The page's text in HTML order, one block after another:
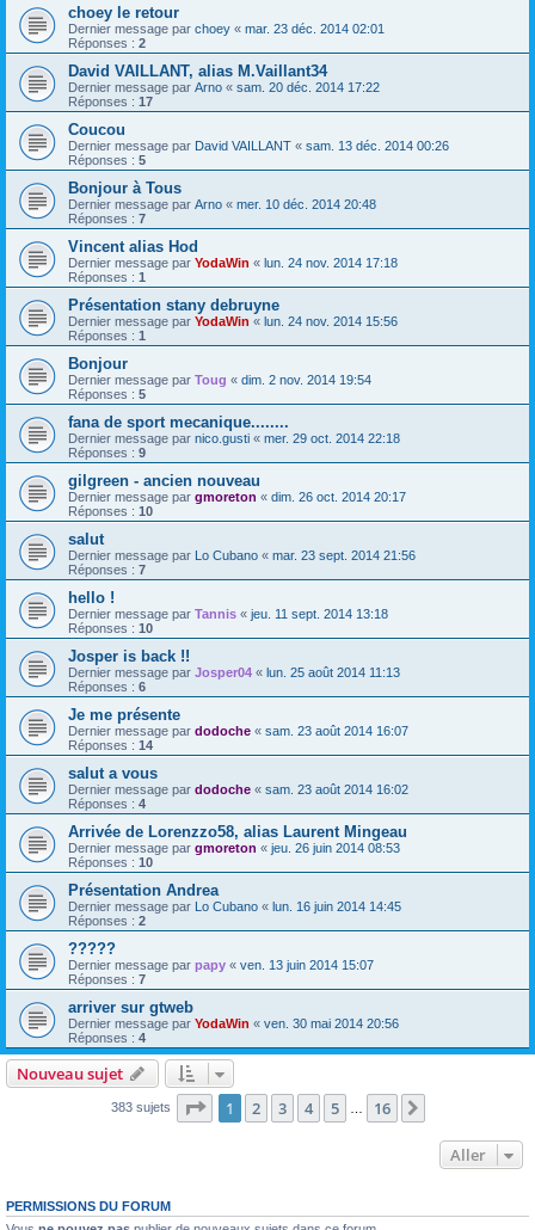
choey le retour
Dernier message par choey « mar. 23 déc. 2014 02:01
Réponses : 2
David VAILLANT, alias M.Vaillant34
Dernier message par Arno « sam. 20 déc. 2014 17:22
Réponses : 17
Coucou
Dernier message par David VAILLANT « sam. 13 déc. 2014 00:26
Réponses : 5
Bonjour à Tous
Dernier message par Arno « mer. 10 déc. 2014 20:48
Réponses : 7
Vincent alias Hod
Dernier message par YodaWin « lun. 24 nov. 2014 17:18
Réponses : 1
Présentation stany debruyne
Dernier message par YodaWin « lun. 24 nov. 2014 15:56
Réponses : 1
Bonjour
Dernier message par Toug « dim. 2 nov. 2014 19:54
Réponses : 5
fana de sport mecanique........
Dernier message par nico.gusti « mer. 29 oct. 2014 22:18
Réponses : 9
gilgreen - ancien nouveau
Dernier message par gmoreton « dim. 26 oct. 2014 20:17
Réponses : 10
salut
Dernier message par Lo Cubano « mar. 23 sept. 2014 21:56
Réponses : 7
hello !
Dernier message par Tannis « jeu. 11 sept. 2014 13:18
Réponses : 10
Josper is back !!
Dernier message par Josper04 « lun. 25 août 2014 11:13
Réponses : 6
Je me présente
Dernier message par dodoche « sam. 23 août 2014 16:07
Réponses : 14
salut a vous
Dernier message par dodoche « sam. 23 août 2014 16:02
Réponses : 4
Arrivée de Lorenzzo58, alias Laurent Mingeau
Dernier message par gmoreton « jeu. 26 juin 2014 08:53
Réponses : 10
Présentation Andrea
Dernier message par Lo Cubano « lun. 16 juin 2014 14:45
Réponses : 2
?????
Dernier message par papy « ven. 13 juin 2014 15:07
Réponses : 7
arriver sur gtweb
Dernier message par YodaWin « ven. 30 mai 2014 20:56
Réponses : 4
Nouveau sujet
383 sujets Page 1sur16
1 2 3 4 5 16
Aller
PERMISSIONS DU FORUM